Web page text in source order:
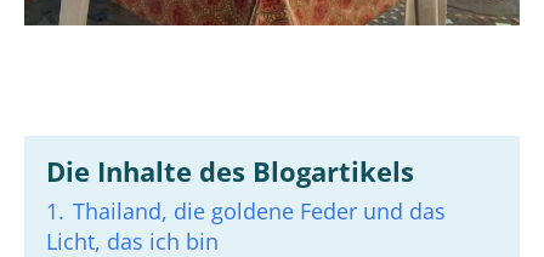
Die Inhalte des Blogartikels
1. Thailand, die goldene Feder und das
Licht, das ich bin